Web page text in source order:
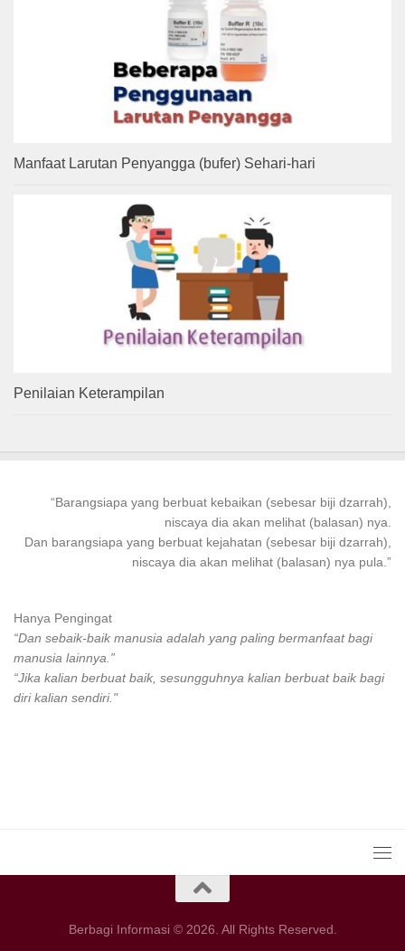
Manfaat Larutan Penyangga (bufer) Sehari-hari
Penilaian Keterampilan
“Barangsiapa yang berbuat kebaikan (sebesar biji dzarrah),
niscaya dia akan melihat (balasan) nya.
Dan barangsiapa yang berbuat kejahatan (sebesar biji dzarrah),
niscaya dia akan melihat (balasan) nya pula.”
Hanya Pengingat
“Dan sebaik-baik manusia adalah yang paling bermanfaat bagi
manusia lainnya.”
“Jika kalian berbuat baik, sesungguhnya kalian berbuat baik bagi
diri kalian sendiri."
Berbagi Informasi © 2026. All Rights Reserved.